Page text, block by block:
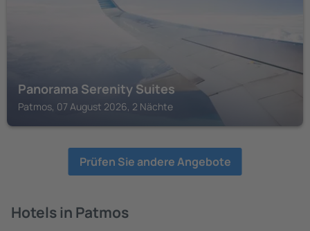
Panorama Serenity Suites
Patmos, 07 August 2026, 2 Nächte
Prüfen Sie andere Angebote
Hotels in Patmos